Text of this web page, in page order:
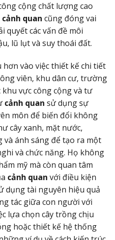
cộng chất lượng cao
cảnh quan cũng đóng vai
quyết các vấn đề môi
lũ lụt và suy thoái đất.
hơn vào việc thiết kế chi tiết
viên, khu dân cư, trường
khu vực công cộng và tư
cảnh quan sử dụng sự
môn để biến đổi không
cây xanh, mặt nước,
và ánh sáng để tạo ra một
và chức năng. Họ không
mỹ mà còn quan tâm
cảnh quan với điều kiện
dụng tài nguyên hiệu quả
tác giữa con người với
lựa chọn cây trồng chịu
hoặc thiết kế hệ thống